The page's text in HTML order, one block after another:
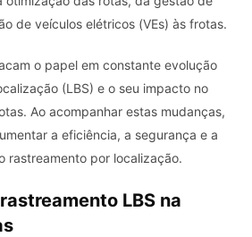
de veículos elétricos (VEs) às frotas.
o papel em constante evolução
(LBS) e o seu impacto no
Ao acompanhar estas mudanças,
a eficiência, a segurança e a
rastreamento por localização.
LBS na